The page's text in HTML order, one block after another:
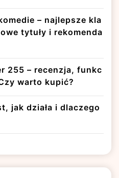
– najlepsze kla
tytuły i rekomenda
255 – recenzja, funkc
warto kupić?
jak działa i dlaczego